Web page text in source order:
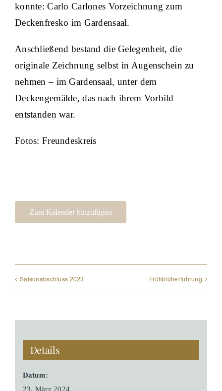
konnte: Carlo Carlones Vorzeichnung zum
Deckenfresko im Gardensaal.
Anschließend bestand die Gelegenheit, die
originale Zeichnung selbst in Augenschein zu
nehmen – im Gardensaal, unter dem
Deckengemälde, das nach ihrem Vorbild
entstanden war.
Fotos: Freundeskreis
Zum Kalender hinzufügen
Saisonabschluss 2023 Frühblüherführung
Details
Datum:
23. März 2024